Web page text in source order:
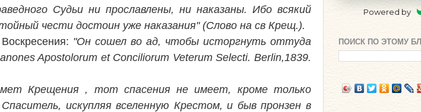
Судьи ни прославлены, ни наказаны. Ибо всякий
чести достоин уже наказания" (Слово на св Крещ.).
"Он сошел во ад, чтобы исторгнуть оттуда
Apostolorum et Conciliorum Veterum Selecti. Berlin,1839.
Крещения , тот спасения не имеет, кроме только
искупляя вселенную Крестом, и быв пронзен в
Powered by
ПОИСК ПО ЭТОМУ